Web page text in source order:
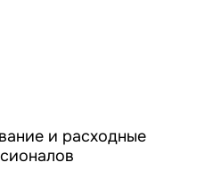
и расходные